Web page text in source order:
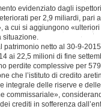
evidenziato dagli
per 2,9 miliardi, pari
a cui si aggiungono
situazione.
patrimonio netto al 30-9-
ai 22,5 milioni di fine
perdite complessive per
che l’istituto di credito
integrale delle riserve e
commissariale»,
crediti in sofferenza